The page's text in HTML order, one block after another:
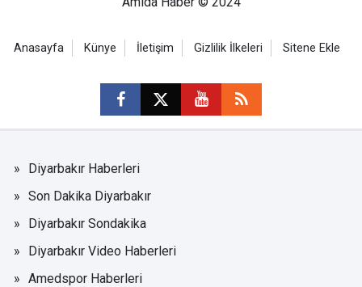
Anasayfa Künye İletişim Gizlilik İlkeleri Sitene Ekle
Diyarbakır Haberleri
Son Dakika Diyarbakır
Diyarbakır Sondakika
Diyarbakır Video Haberleri
Amedspor Haberleri